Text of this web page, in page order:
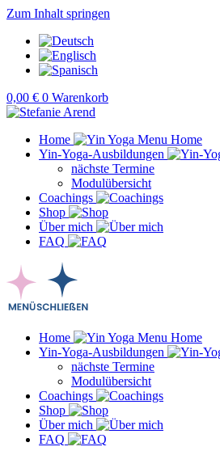
Zum Inhalt springen
0,00 € 0 Warenkorb
Home
Yin-Yoga-Ausbildungen
nächste Termine
Modulübersicht
Coachings
Shop
Über mich
FAQ
Home
Yin-Yoga-Ausbildungen
nächste Termine
Modulübersicht
Coachings
Shop
Über mich
FAQ